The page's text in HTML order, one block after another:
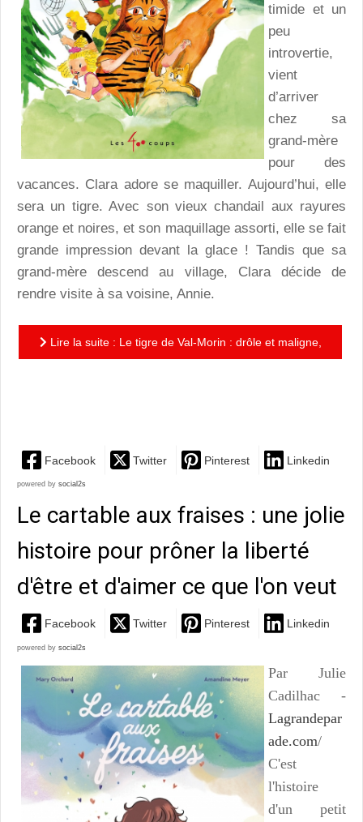
timide et un
peu
introvertie,
vient
d’arriver
chez sa
grand-mère
pour des
vacances. Clara adore se maquiller. Aujourd’hui, elle
sera un tigre. Avec son vieux chandail aux rayures
orange et noires, et son maquillage assorti, elle se fait
grande impression devant la glace ! Tandis que sa
grand-mère descend au village, Clara décide de
rendre visite à sa voisine, Annie.
Lire la suite : Le tigre de Val-Morin : drôle et maligne,
Facebook Twitter Pinterest Linkedin
powered by social2s
Le cartable aux fraises : une jolie
histoire pour prôner la liberté
d'être et d'aimer ce que l'on veut
Facebook Twitter Pinterest Linkedin
powered by social2s
Par Julie
Cadilhac -
Lagrandepar
ade.com/
C'est
l'histoire
d'un petit